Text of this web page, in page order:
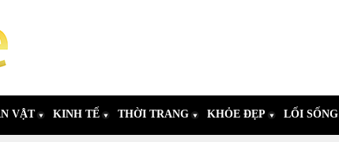
VẬT KINH TẾ THỜI TRANG KHỎE ĐẸP LỐI SỐNG